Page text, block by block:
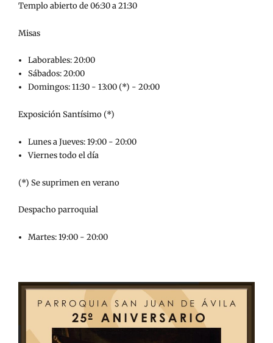
Templo abierto de 06:30 a 21:30
Misas
Laborables: 20:00
Sábados: 20:00
Domingos: 11:30 - 13:00 (*) - 20:00
Exposición Santísimo (*)
Lunes a Jueves: 19:00 - 20:00
Viernes todo el día
(*) Se suprimen en verano
Despacho parroquial
Martes: 19:00 - 20:00